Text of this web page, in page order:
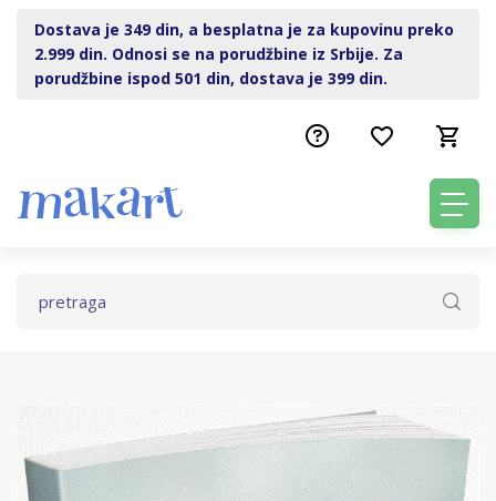
Dostava je 349 din, a besplatna je za kupovinu preko
2.999 din. Odnosi se na porudžbine iz Srbije. Za
porudžbine ispod 501 din, dostava je 399 din.